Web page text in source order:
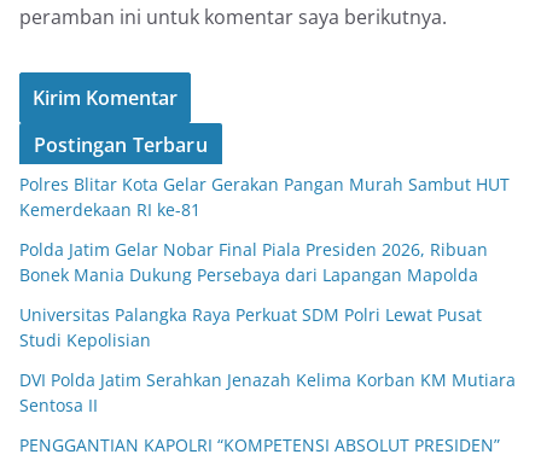
peramban ini untuk komentar saya berikutnya.
Postingan Terbaru
Polres Blitar Kota Gelar Gerakan Pangan Murah Sambut HUT
Kemerdekaan RI ke-81
Polda Jatim Gelar Nobar Final Piala Presiden 2026, Ribuan
Bonek Mania Dukung Persebaya dari Lapangan Mapolda
Universitas Palangka Raya Perkuat SDM Polri Lewat Pusat
Studi Kepolisian
DVI Polda Jatim Serahkan Jenazah Kelima Korban KM Mutiara
Sentosa II
PENGGANTIAN KAPOLRI “KOMPETENSI ABSOLUT PRESIDEN”